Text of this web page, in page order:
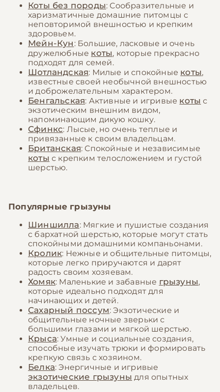
Коты без породы: Сообразительные и
харизматичные домашние питомцы с
неповторимой внешностью и крепким
здоровьем.
Мейн-Кун : Большие, ласковые и очень
дружелюбные коты, которые прекрасно
подходят для семей.
Шотландская: Милые и спокойные коты,
известные своей необычной внешностью
и доброжелательным характером.
Бенгальская: Активные и игривые коты с
экзотическим внешним видом,
напоминающим дикую кошку.
Сфинкс: Лысые, но очень теплые и
привязанные к своим владельцам.
Британская: Спокойные и независимые
коты с крепким телосложением и густой
шерстью.
Популярные грызуны
Шиншилла: Мягкие и пушистые создания
с бархатной шерстью, которые могут стать
спокойными домашними компаньонами.
Кролик: Нежные и общительные питомцы,
которые легко приручаются и дарят
радость своим хозяевам.
Хомяк: Маленькие и забавные грызуны,
которые идеально подходят для
начинающих и детей.
Сахарный поссум: Экзотические и
общительные ночные зверьки с
большими глазами и мягкой шерстью.
Крыса: Умные и социальные создания,
способные изучать трюки и формировать
крепкую связь с хозяином.
Белка: Энергичные и игривые
экзотические грызуны для опытных
владельцев.